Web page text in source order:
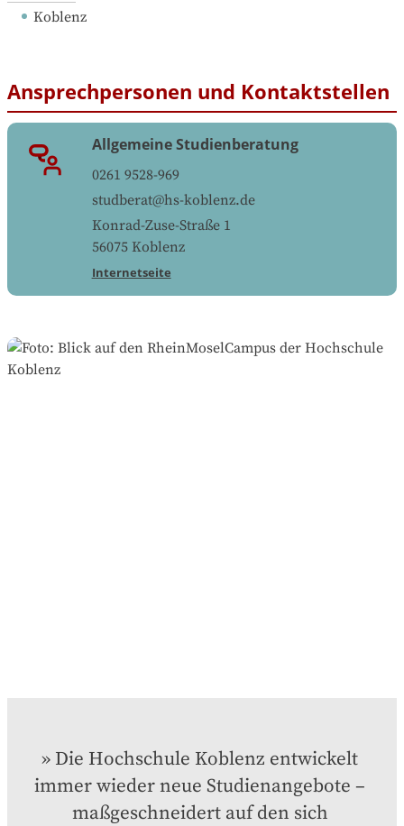
Koblenz
Ansprechpersonen und Kontaktstellen
Allgemeine Studienberatung
0261 9528-969
studberat@hs-koblenz.de
Konrad-Zuse-Straße 1
56075 Koblenz
Internetseite
Die Hochschule Koblenz entwickelt
immer wieder neue Studienangebote –
maßgeschneidert auf den sich